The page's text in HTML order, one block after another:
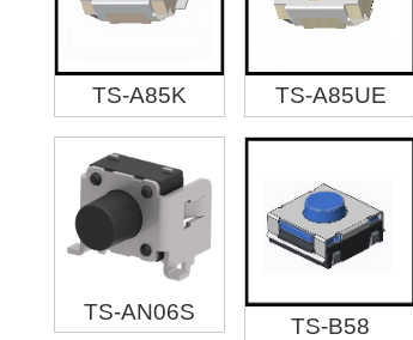
TS-A85K TS-A85UE
TS-AN06S
TS-B58